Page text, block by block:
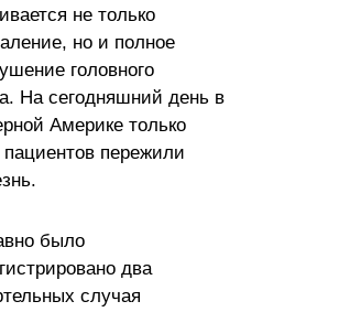
не только
но и полное
головного
На сегодняшний день в
Америке только
пациентов пережили
было
два
случая